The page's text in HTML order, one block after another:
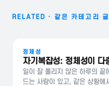
RELATED · 같은 카테고리 글
정체성
자기복잡성: 정체성이 다
일이 잘 풀리지 않은 하루의 끝
드는 사람이 있고, 같은 상황에